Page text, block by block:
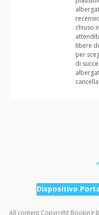
chiuso
libere
per
di
Dispositivo
All content Copyright Booking